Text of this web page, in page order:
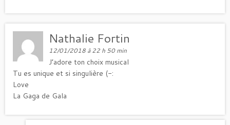
Nathalie Fortin
12/01/2018 à 22 h 50 min
J’adore ton choix musical
Tu es unique et si singulière (-:
Love
La Gaga de Gala